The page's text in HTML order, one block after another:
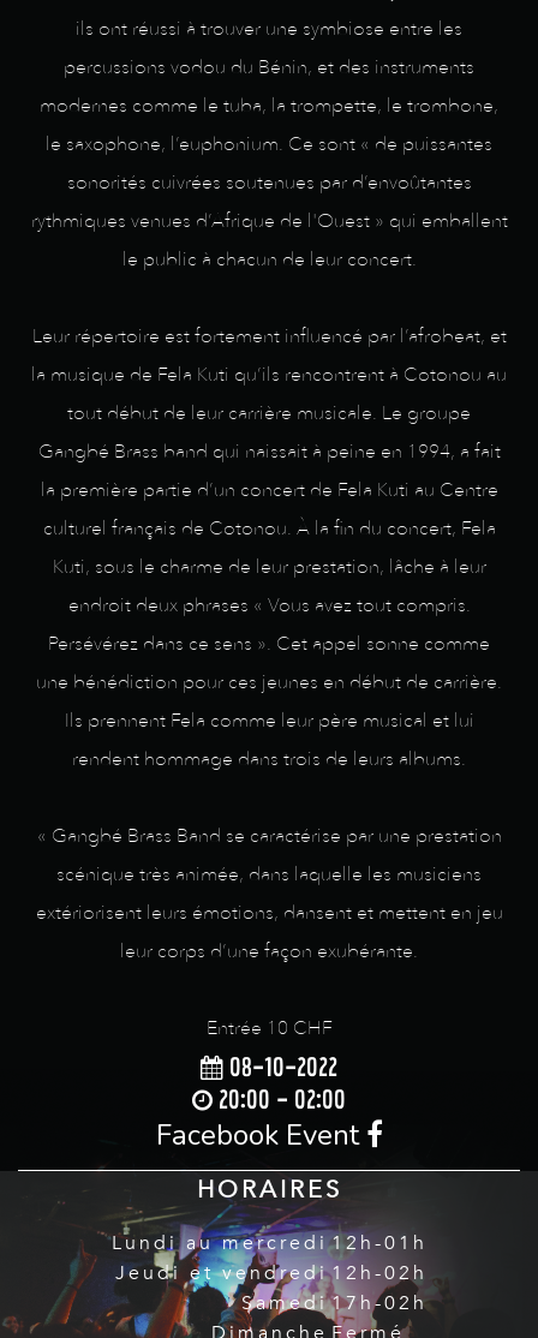
ils ont réussi à trouver une symbiose entre les
percussions vodou du Bénin, et des instruments
modernes comme le tuba, la trompette, le trombone,
le saxophone, l’euphonium. Ce sont « de puissantes
sonorités cuivrées soutenues par d’envoûtantes
rythmiques venues d’Afrique de l'Ouest » qui emballent
le public à chacun de leur concert.
Leur répertoire est fortement influencé par l’afrobeat, et
la musique de Fela Kuti qu’ils rencontrent à Cotonou au
tout début de leur carrière musicale. Le groupe
Gangbé Brass band qui naissait à peine en 1994, a fait
la première partie d’un concert de Fela Kuti au Centre
culturel français de Cotonou. À la fin du concert, Fela
Kuti, sous le charme de leur prestation, lâche à leur
endroit deux phrases « Vous avez tout compris.
Persévérez dans ce sens ». Cet appel sonne comme
une bénédiction pour ces jeunes en début de carrière.
Ils prennent Fela comme leur père musical et lui
rendent hommage dans trois de leurs albums.
« Gangbé Brass Band se caractérise par une prestation
scénique très animée, dans laquelle les musiciens
extériorisent leurs émotions, dansent et mettent en jeu
leur corps d’une façon exubérante.
Entrée 10 CHF
08-10-2022
20:00 - 02:00
Facebook Event
HORAIRES
Lundi au mercredi
Jeudi et vendredi
Samedi
12h-01h
12h-02h
17h-02h